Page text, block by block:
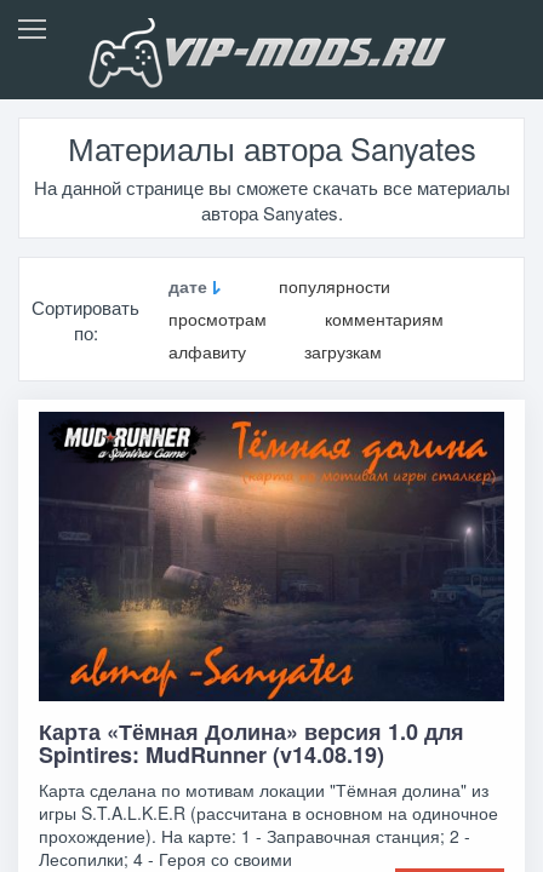
Материалы автора Sanyates
На данной странице вы сможете скачать все материалы
автора Sanyates.
Сортировать
по:
дате
популярности
просмотрам
комментариям
алфавиту
загрузкам
Карта «Тёмная Долина» версия 1.0 для
Spintires: MudRunner (v14.08.19)
Карта сделана по мотивам локации "Тёмная долина" из
игры S.T.A.L.K.E.R (рассчитана в основном на одиночное
прохождение). На карте: 1 - Заправочная станция; 2 -
Лесопилки; 4 - Героя со своими